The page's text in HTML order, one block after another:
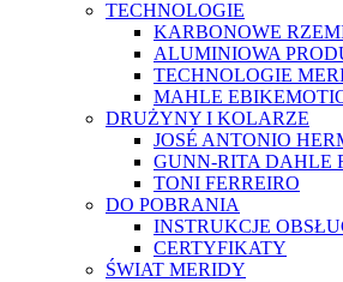
TECHNOLOGIE
KARBONOWE
ALUMINIOWA
TECHNOLOGIE
MAHLE
DRUŻYNY I KOLARZE
JOSÉ ANTONIO
GUNN-RITA DAHLE
TONI FERREIRO
DO POBRANIA
INSTRUKCJE
CERTYFIKATY
ŚWIAT MERIDY